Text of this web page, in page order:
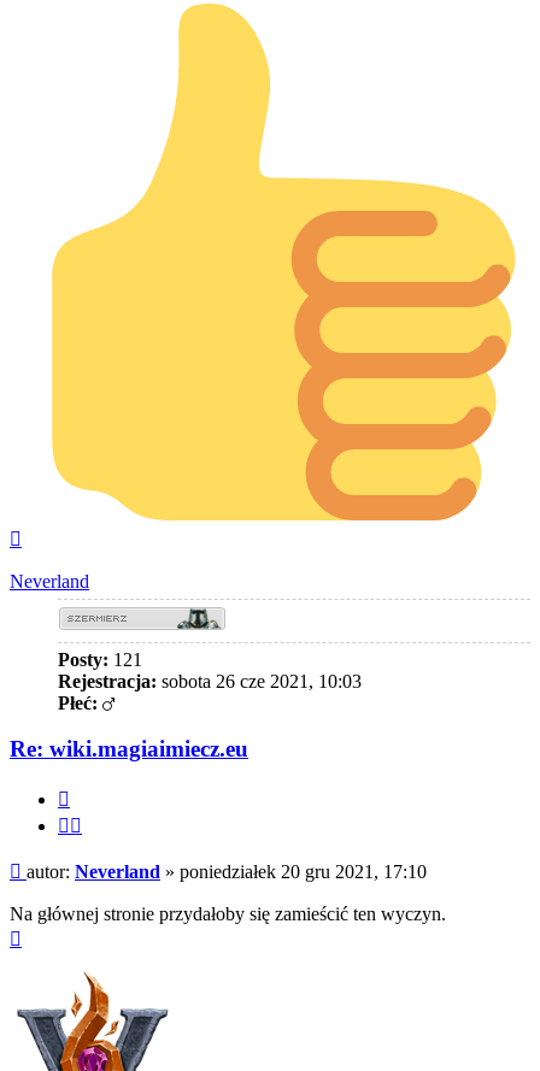
Neverland
Posty: 121
Rejestracja: sobota 26 cze 2021, 10:03
Płeć:
Re: wiki.magiaimiecz.eu
Post
autor: Neverland » poniedziałek 20 gru 2021, 17:10
Na głównej stronie przydałoby się zamieścić ten wyczyn.